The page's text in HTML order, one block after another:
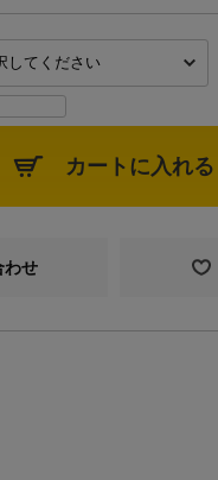
カートに入れる
わせ